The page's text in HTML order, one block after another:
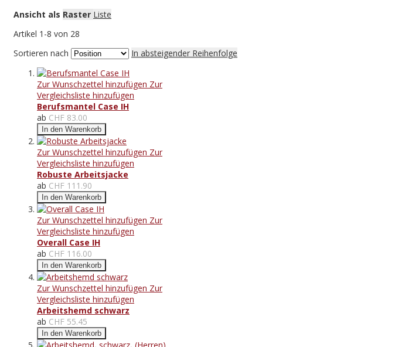
Ansicht als Raster Liste
Artikel 1 -8 von 28
Sortieren nach
In absteigender Reihenfolge
Zur Wunschzettel hinzufügen Zur
Vergleichsliste hinzufügen
Berufsmantel Case IH
ab CHF 83.00
In den Warenkorb
Zur Wunschzettel hinzufügen Zur
Vergleichsliste hinzufügen
Robuste Arbeitsjacke
ab CHF 111.90
In den Warenkorb
Zur Wunschzettel hinzufügen Zur
Vergleichsliste hinzufügen
Overall Case IH
ab CHF 116.00
In den Warenkorb
Zur Wunschzettel hinzufügen Zur
Vergleichsliste hinzufügen
Arbeitshemd schwarz
ab CHF 55.45
In den Warenkorb